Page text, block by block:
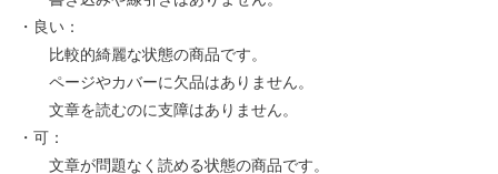
・良い：
比較的綺麗な状態の商品です。
ページやカバーに欠品はありません。
文章を読むのに支障はありません。
・可：
文章が問題なく読める状態の商品です。